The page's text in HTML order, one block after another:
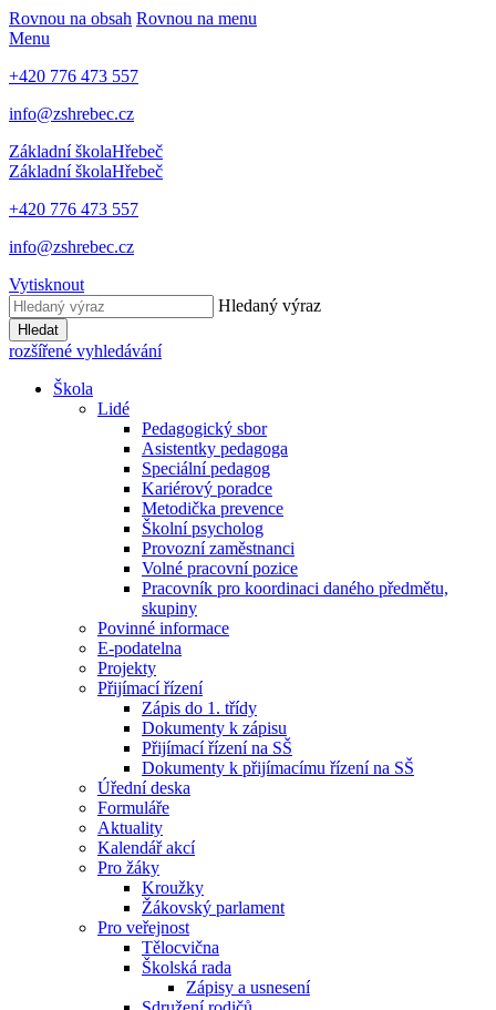
Rovnou na obsah Rovnou na menu
Menu
+420 776 473 557
info@zshrebec.cz
Základní školaHřebeč
Základní školaHřebeč
+420 776 473 557
info@zshrebec.cz
Vytisknout
Hledaný výraz
Hledat
rozšířené vyhledávání
Škola
Lidé
Pedagogický sbor
Asistentky pedagoga
Speciální pedagog
Kariérový poradce
Metodička prevence
Školní psycholog
Provozní zaměstnanci
Volné pracovní pozice
Pracovník pro koordinaci daného předmětu,
skupiny
Povinné informace
E-podatelna
Projekty
Přijímací řízení
Zápis do 1. třídy
Dokumenty k zápisu
Přijímací řízení na SŠ
Dokumenty k přijímacímu řízení na SŠ
Úřední deska
Formuláře
Aktuality
Kalendář akcí
Pro žáky
Kroužky
Žákovský parlament
Pro veřejnost
Tělocvična
Školská rada
Zápisy a usnesení